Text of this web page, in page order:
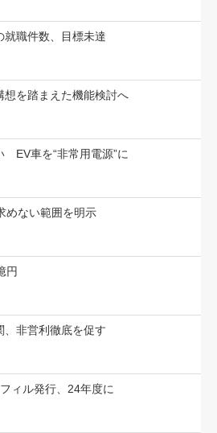
就職件数、目標未達
想を踏まえた機能検討へ
EV車を“非常用電源”に
めない範囲を明示
円
、非営利徹底を促す
ィル発行、24年度に